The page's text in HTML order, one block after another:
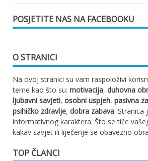
POSJETITE NAS NA FACEBOOKU
O STRANICI
Na ovoj stranici su vam raspoloživi
teme kao što su: motivacija, duhovna
ljubavni savjeti, osobni uspjeh, pasivna
psihičko zdravlje, dobra zabava. Stranica
informativnog karaktera. Što se tiče
kakav savjet ili liječenje se obavezno
TOP ČLANCI